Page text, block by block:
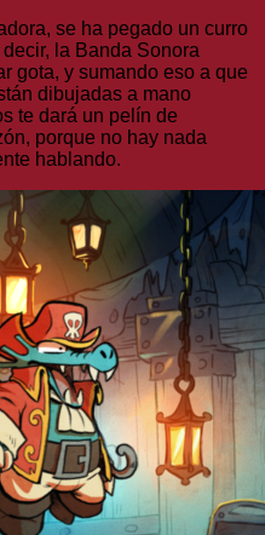
se ha pegado un curro
la Banda Sonora
gota, y sumando eso a que
dibujadas a mano
te dará un pelín de
porque no hay nada
hablando.